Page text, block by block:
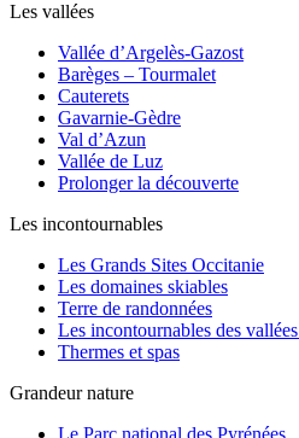
Les vallées
Vallée d’Argelès-Gazost
Barèges – Tourmalet
Cauterets
Gavarnie-Gèdre
Val d’Azun
Vallée de Luz
Prolonger la découverte
Les incontournables
Les Grands Sites Occitanie
Les domaines skiables
Terre de randonnées
Les incontournables des vallées
Thermes et spas
Grandeur nature